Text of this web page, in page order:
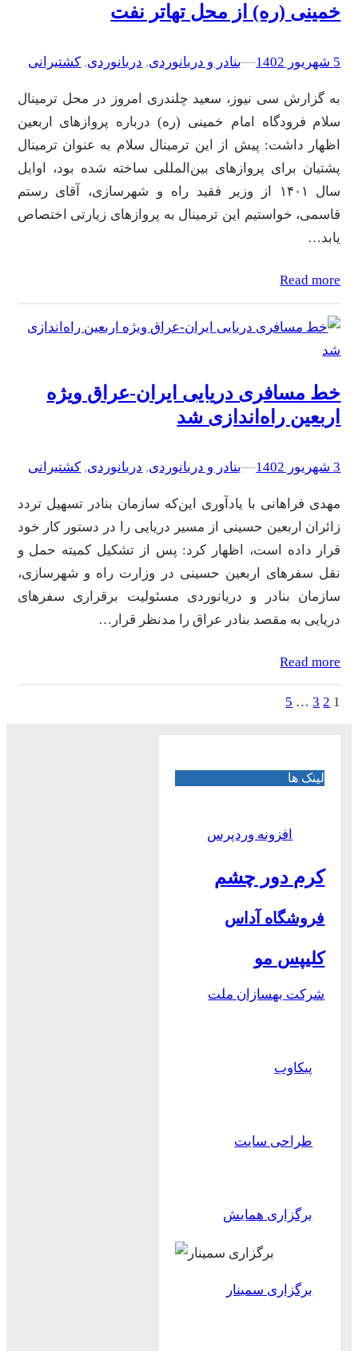
خمینی (ره) از محل تهاتر نفت
5 شهریور 1402 –
–بنادر و دریانوردی, دریانوردی, کشتیرانی
به گزارش سی نیوز، سعید چلندری امروز در محل ترمینال
سلام فرودگاه امام خمینی (ره) درباره پروازهای اربعین
اظهار داشت: پیش از این ترمینال سلام به عنوان ترمینال
پشتیان برای پروازهای بین‌المللی ساخته شده بود، اوایل
سال ۱۴۰۱ از وزیر فقید راه و شهرسازی، آقای رستم
قاسمی، خواستیم این ترمینال به پروازهای زیارتی اختصاص
یابد…
Read more
خط مسافری دریایی ایران-عراق ویژه
اربعین راه‌اندازی شد
3 شهریور 1402 –
–بنادر و دریانوردی, دریانوردی, کشتیرانی
مهدی فراهانی با یادآوری این‌که سازمان بنادر تسهیل تردد
زائران اربعین حسینی از مسیر دریایی را در دستور کار خود
قرار داده است، اظهار کرد: پس از تشکیل کمیته حمل و
نقل سفرهای اربعین حسینی در وزارت راه و شهرسازی،
سازمان بنادر و دریانوردی مسئولیت برقراری سفرهای
دریایی به مقصد بنادر عراق را مدنظر قرار…
Read more
1
2
3
…
5
لینک ها
افزونه وردپرس
کرم دور چشم
فروشگاه آداس
کلیپس مو
شرکت بهسازان ملت
پیکاوب
طراحی سایت
برگزاری همایش
برگزاری سمینار